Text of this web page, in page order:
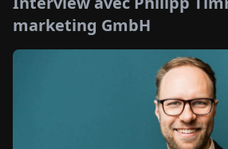
marketing GmbH